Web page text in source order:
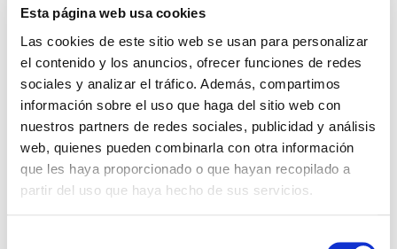
Esta página web usa cookies
Las cookies de este sitio web se usan para personalizar
el contenido y los anuncios, ofrecer funciones de redes
sociales y analizar el tráfico. Además, compartimos
información sobre el uso que haga del sitio web con
nuestros partners de redes sociales, publicidad y análisis
web, quienes pueden combinarla con otra información
que les haya proporcionado o que hayan recopilado a
partir del uso que haya hecho de sus servicios.
COMPARTIR ESTE
EVENTO